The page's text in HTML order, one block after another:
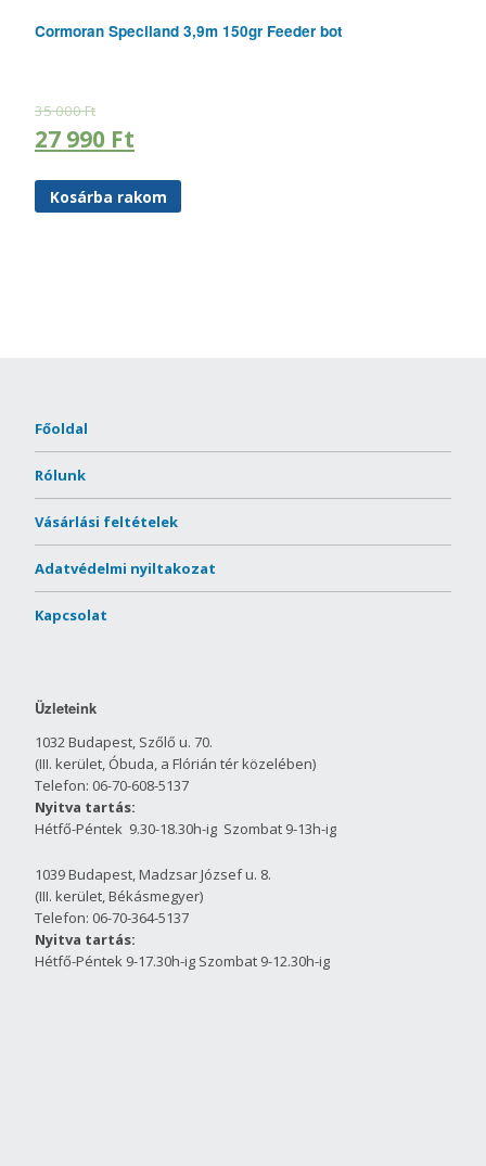
Cormoran Speciland 3,9m 150gr Feeder bot
35 000Ft
27 990 Ft
Kosárba rakom
Főoldal
Rólunk
Vásárlási feltételek
Adatvédelmi nyiltakozat
Kapcsolat
Üzleteink
1032 Budapest, Szőlő u. 70.
(III. kerület, Óbuda, a Flórián tér közelében)
Telefon: 06-70-608-5137
Nyitva tartás:
Hétfő-Péntek 9.30-18.30h-ig Szombat 9-13h-ig
1039 Budapest, Madzsar József u. 8.
(III. kerület, Békásmegyer)
Telefon: 06-70-364-5137
Nyitva tartás:
Hétfő-Péntek 9-17.30h-ig Szombat 9-12.30h-ig